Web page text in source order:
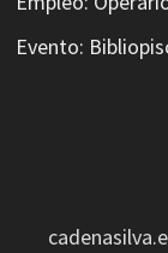
Evento: